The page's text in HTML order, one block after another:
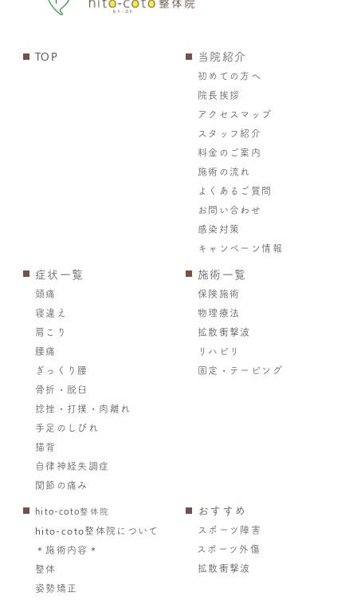
TOP 当院紹介
初めての方へ
院長挨拶
アクセスマップ
スタッフ紹介
料金のご案内
施術の流れ
よくあるご質問
お問い合わせ
感染対策
キャンペーン情報
症状一覧
頭痛
寝違え
肩こり
腰痛
ぎっくり腰
骨折・脱臼
捻挫・打撲・肉離れ
手足のしびれ
猫背
自律神経失調症
関節の痛み
施術一覧
保険施術
物理療法
拡散衝撃波
リハビリ
固定・テーピング
hito-coto整体院
hito-coto整体院について
＊施術内容＊
整体
姿勢矯正
おすすめ
スポーツ障害
スポーツ外傷
拡散衝撃波